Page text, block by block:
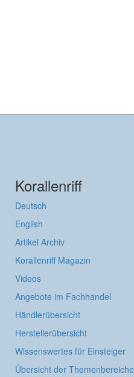
Korallenriff
Deutsch
English
Artikel Archiv
Korallenriff Magazin
Videos
Angebote im Fachhandel
Händlerübersicht
Herstellerübersicht
Wissenswertes für Einsteiger
Übersicht der Themenbereiche